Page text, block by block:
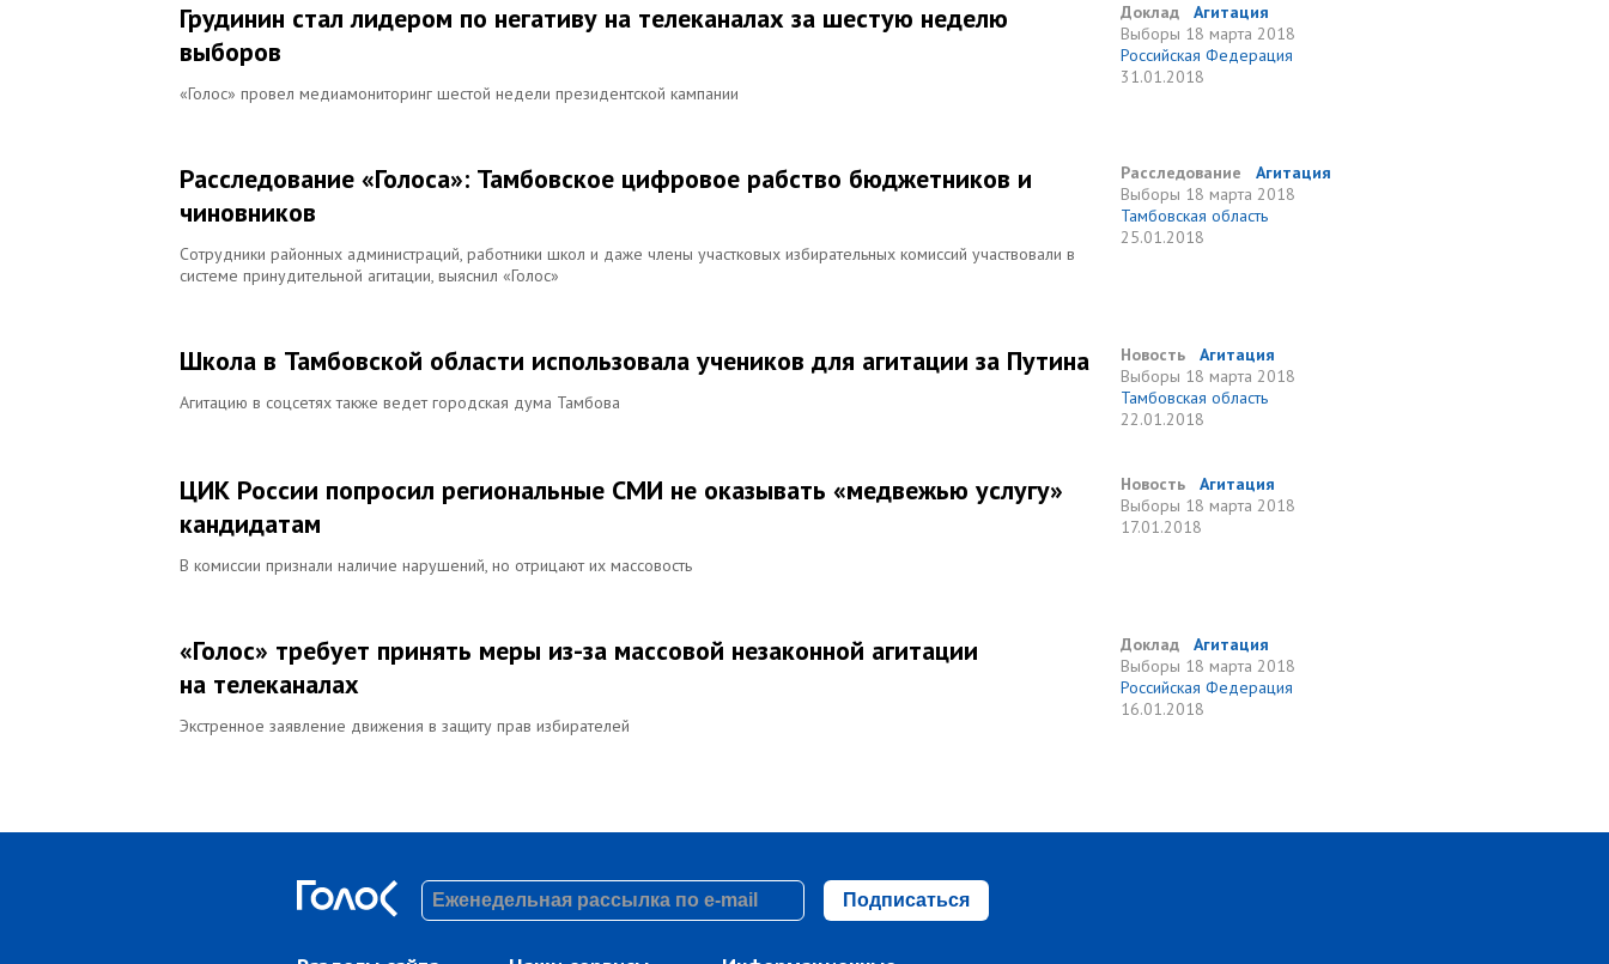
Грудинин стал лидером по негативу на телеканалах за шестую неделю
выборов
«Голос» провел медиамониторинг шестой недели президентской кампании
Доклад
Агитация
Выборы 18 марта 2018
Российская Федерация
31.01.2018
Расследование «Голоса»: Тамбовское цифровое рабство бюджетников и
чиновников
Сотрудники районных администраций, работники школ и даже члены участковых избирательных комиссий участвовали в
системе принудительной агитации, выяснил «Голос»
Расследование
Агитация
Выборы 18 марта 2018
Тамбовская область
25.01.2018
Школа в Тамбовской области использовала учеников для агитации за Путина
Агитацию в соцсетях также ведет городская дума Тамбова
Новость
Агитация
Выборы 18 марта 2018
Тамбовская область
22.01.2018
ЦИК России попросил региональные СМИ не оказывать «медвежью услугу»
кандидатам
В комиссии признали наличие нарушений, но отрицают их массовость
Новость
Агитация
Выборы 18 марта 2018
17.01.2018
«Голос» требует принять меры из-за массовой незаконной агитации
на телеканалах
Экстренное заявление движения в защиту прав избирателей
Доклад
Агитация
Выборы 18 марта 2018
Российская Федерация
16.01.2018
Подписаться